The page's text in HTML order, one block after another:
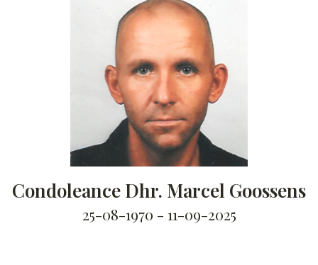
Condoleance Dhr. Marcel Goossens
25-08-1970 - 11-09-2025